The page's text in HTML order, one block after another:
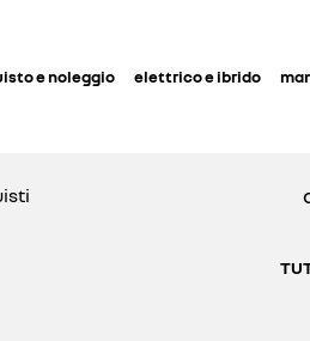
e noleggio elettrico e ibrido